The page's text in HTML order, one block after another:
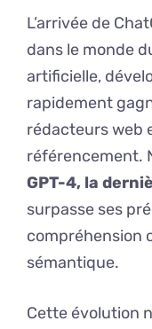
L’arrivée de
dans le monde
artificielle,
rapidement
rédacteurs web
référencement.
GPT-4, la
surpasse ses
compréhension
sémantique.
Cette évolution